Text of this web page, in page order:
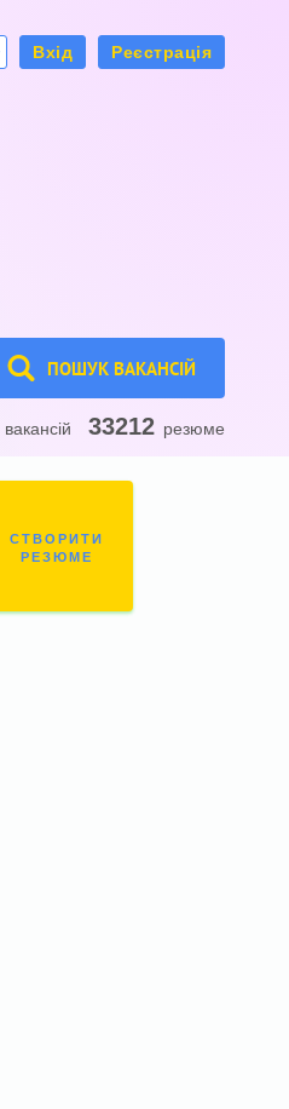
Вхід Реєстрація
ПОШУК ВАКАНСІЙ
вакансій 33212 резюме
СТВОРИТИ
РЕЗЮМЕ